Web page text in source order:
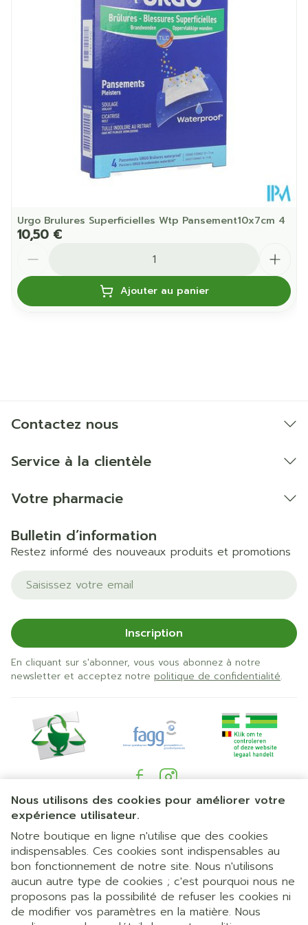
Nous utilisons des cookies pour améliorer votre
expérience utilisateur.
Notre boutique en ligne n'utilise que des cookies
indispensables. Ces cookies sont indispensables au
bon fonctionnement de notre site. Nous n'utilisons
aucun autre type de cookies ; c'est pourquoi nous ne
proposons pas la possibilité de refuser les cookies ni
de modifier vos paramètres en la matière. Nous
Quantité Du
100
Température ambiante (15°C -
25°C)
Urgo Brulures Superficielles Wtp Pansement10x7cm 4
10,50 €
Ajouter au panier
Contactez nous
Service à la clientèle
Votre pharmacie
Bulletin d’information
Restez informé des nouveaux produits et promotions
Adresse mail
Inscription
En cliquant sur s'abonner, vous vous abonnez à notre
newsletter et acceptez notre politique de confidentialité.
Liens légaux